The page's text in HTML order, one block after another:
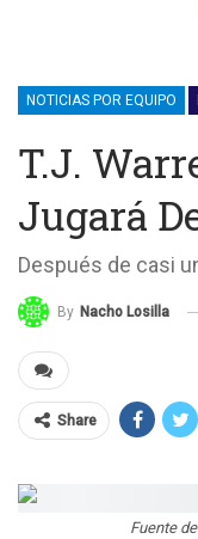
NOTICIAS POR EQUIPO
T.J.
Jugará
Después de casi
By Nacho Losilla
Share
Fuente